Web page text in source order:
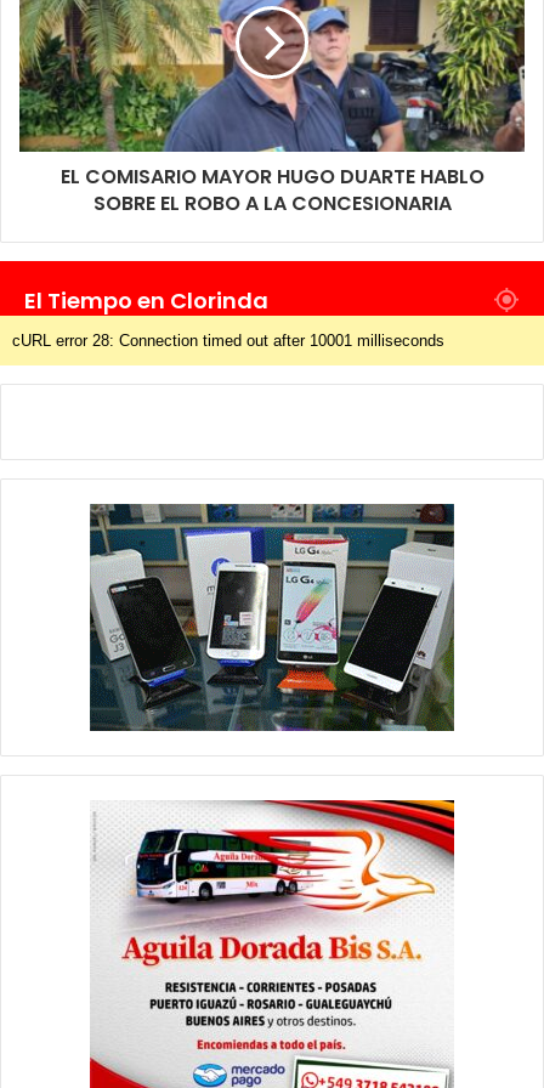
EL COMISARIO MAYOR HUGO DUARTE HABLO
SOBRE EL ROBO A LA CONCESIONARIA
El Tiempo en Clorinda
cURL error 28: Connection timed out after 10001 milliseconds